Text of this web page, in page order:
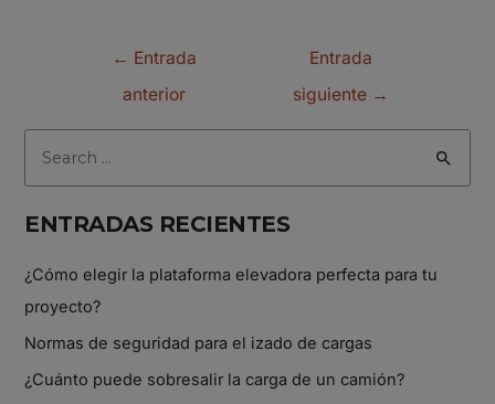
← Entrada
anterior
Entrada
siguiente →
ENTRADAS RECIENTES
¿Cómo elegir la plataforma elevadora perfecta para tu
proyecto?
Normas de seguridad para el izado de cargas
¿Cuánto puede sobresalir la carga de un camión?